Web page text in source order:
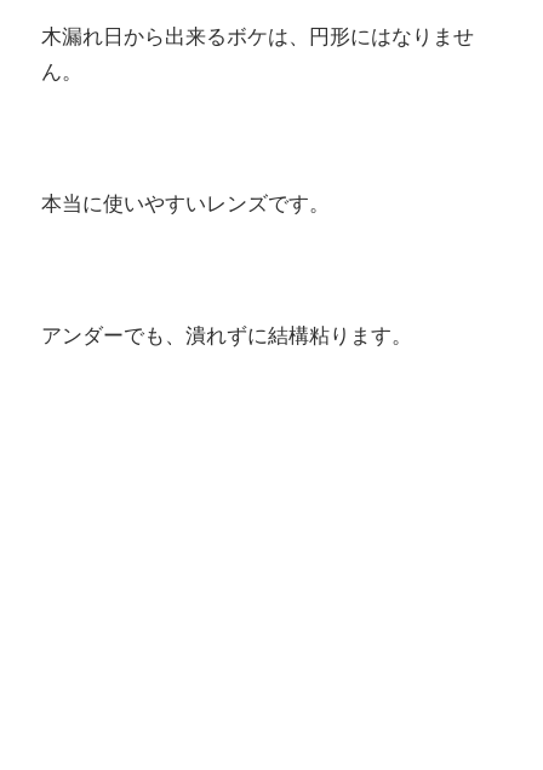
木漏れ日から出来るボケは、円形にはなりませ
ん。
本当に使いやすいレンズです。
アンダーでも、潰れずに結構粘ります。